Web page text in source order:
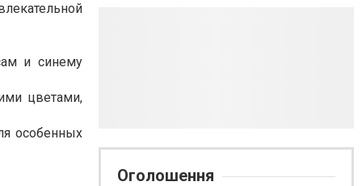
и синему
цветами,
особенных
Оголошення